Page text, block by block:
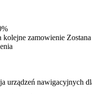
kolejne zamowienie
urządzeń nawigacyjnych